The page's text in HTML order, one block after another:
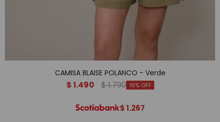
CAMISA BLAISE POLANCO - Verde
$1.490 $1.790 16
$1.267